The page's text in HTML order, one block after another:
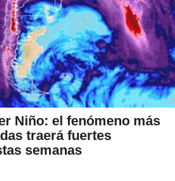
Niño: el fenómeno más
traerá fuertes
semanas